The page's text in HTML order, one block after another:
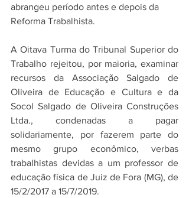
abrangeu período antes e depois da
Reforma Trabalhista.
A Oitava Turma do Tribunal Superior do
Trabalho rejeitou, por maioria, examinar
recursos da Associação Salgado de
Oliveira de Educação e Cultura e da
Socol Salgado de Oliveira Construções
Ltda., condenadas a pagar
solidariamente, por fazerem parte do
mesmo grupo econômico, verbas
trabalhistas devidas a um professor de
educação física de Juiz de Fora (MG), de
15/2/2017 a 15/7/2019.